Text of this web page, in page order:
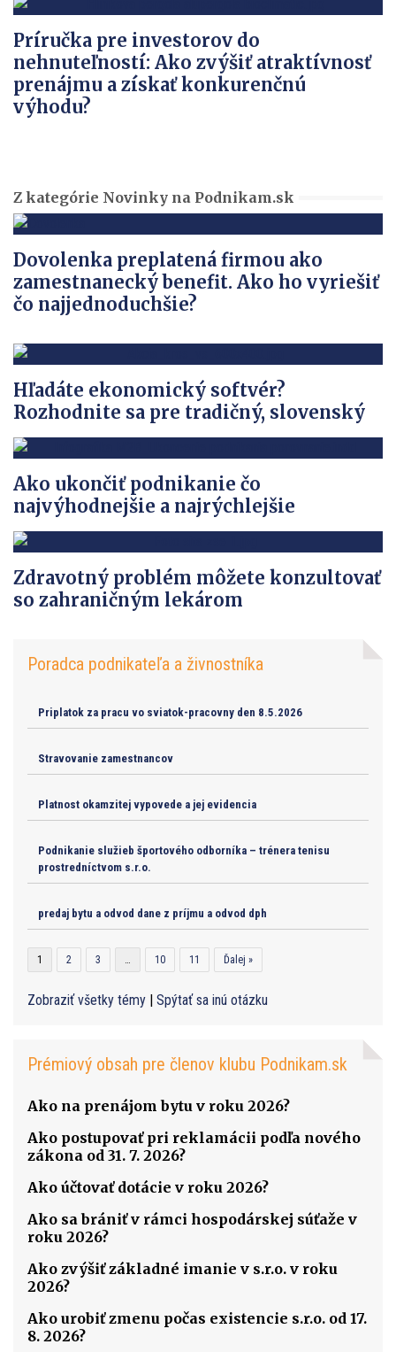
Príručka pre investorov do
nehnuteľností: Ako zvýšiť atraktívnosť
prenájmu a získať konkurenčnú
výhodu?
Z kategórie Novinky na Podnikam.sk
Dovolenka preplatená firmou ako
zamestnanecký benefit. Ako ho vyriešiť
čo najjednoduchšie?
Hľadáte ekonomický softvér?
Rozhodnite sa pre tradičný, slovenský
Ako ukončiť podnikanie čo
najvýhodnejšie a najrýchlejšie
Zdravotný problém môžete konzultovať
so zahraničným lekárom
Poradca podnikateľa a živnostníka
Priplatok za pracu vo sviatok-pracovny den 8.5.2026
Stravovanie zamestnancov
Platnost okamzitej vypovede a jej evidencia
Podnikanie služieb športového odborníka – trénera tenisu
prostredníctvom s.r.o.
predaj bytu a odvod dane z príjmu a odvod dph
1 2 3 10 11 Ďalej »
Zobraziť všetky témy | Spýtať sa inú otázku
Prémiový obsah pre členov klubu Podnikam.sk
Ako na prenájom bytu v roku 2026?
Ako postupovať pri reklamácii podľa nového
zákona od 31. 7. 2026?
Ako účtovať dotácie v roku 2026?
Ako sa brániť v rámci hospodárskej súťaže v
roku 2026?
Ako zvýšiť základné imanie v s.r.o. v roku
2026?
Ako urobiť zmenu počas existencie s.r.o. od 17.
8. 2026?